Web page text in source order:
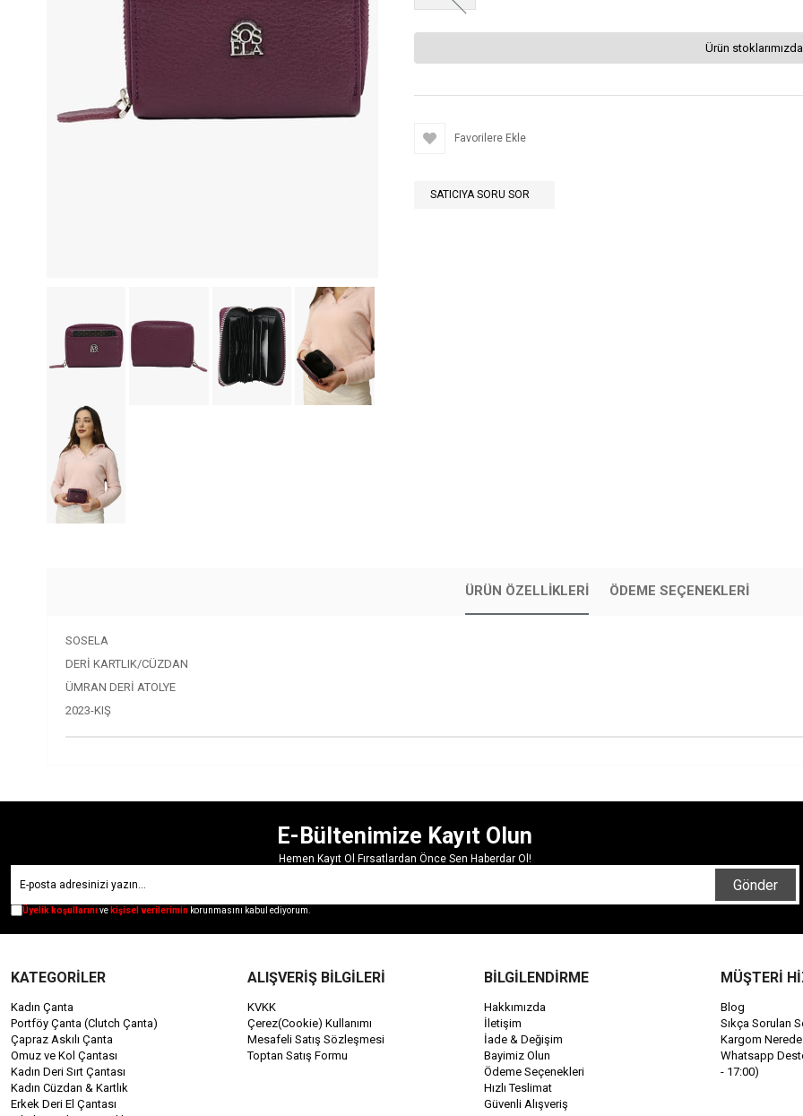
Ürün
Favorilere Ekle
SATICIYA SORU SOR
ÜRÜN ÖZELLIKLERI ÖDEME SEÇENEKLERI
SOSELA
DERİ KARTLIK/CÜZDAN
ÜMRAN DERİ ATOLYE
2023-KIŞ
E-Bültenimize Kayıt Olun
Hemen Kayıt Ol Fırsatlardan Önce Sen Haberdar Ol!
Gönder
Üyelik koşullarınıve kişisel verilerimin korunmasını kabul ediyorum.
KATEGORİLER
Kadın Çanta
Portföy Çanta (Clutch Çanta)
Çapraz Askılı Çanta
Omuz ve Kol Çantası
Kadın Deri Sırt Çantası
Kadın Cüzdan & Kartlık
Erkek Deri El Çantası
ALIŞVERİŞ BİLGİLERİ
KVKK
Çerez(Cookie) Kullanımı
Mesafeli Satış Sözleşmesi
Toptan Satış Formu
BİLGİLENDİRME
Hakkımızda
İletişim
İade & Değişim
Bayimiz Olun
Ödeme Seçenekleri
Hızlı Teslimat
Güvenli Alışveriş
MÜŞTERİ
Blog
Sıkça Sorulan
Kargom
Whatsapp
- 17:00)